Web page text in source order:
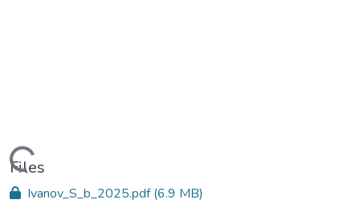
Loading...
Files
Ivanov_S_b_2025.pdf(6.9 MB)